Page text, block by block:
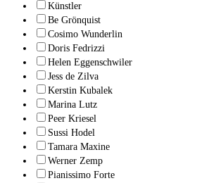
Künstler
Be Grönquist
Cosimo Wunderlin
Doris Fedrizzi
Helen Eggenschwiler
Jess de Zilva
Kerstin Kubalek
Marina Lutz
Peer Kriesel
Sussi Hodel
Tamara Maxine
Werner Zemp
Pianissimo Forte